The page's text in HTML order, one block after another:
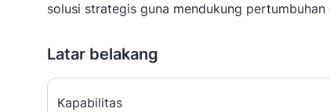
solusi strategis guna mendukung
Latar belakang
Kapabilitas